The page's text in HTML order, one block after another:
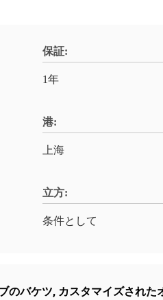
保証:
1年
港:
上海
立方:
条件として
のバケツ, カスタマイズされた